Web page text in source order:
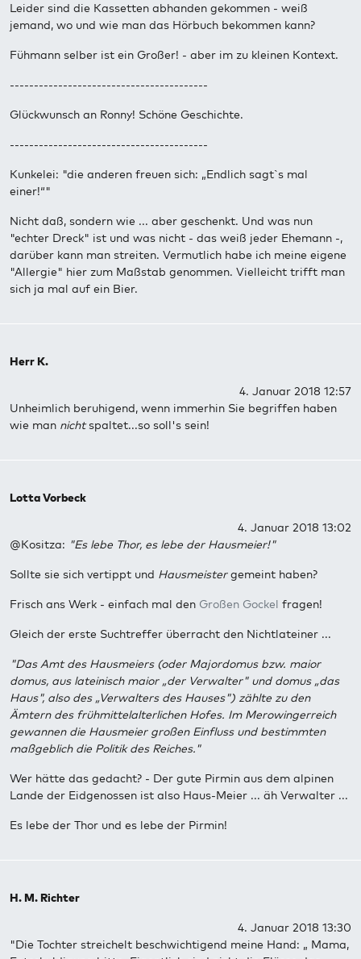
Leider sind die Kassetten abhanden gekommen - weiß
jemand, wo und wie man das Hörbuch bekommen kann?
Fühmann selber ist ein Großer! - aber im zu kleinen Kontext.
-----------------------------------------
Glückwunsch an Ronny! Schöne Geschichte.
-----------------------------------------
Kunkelei: "die anderen freuen sich: „Endlich sagt`s mal
einer!“"
Nicht daß, sondern wie ... aber geschenkt. Und was nun
"echter Dreck" ist und was nicht - das weiß jeder Ehemann -,
darüber kann man streiten. Vermutlich habe ich meine eigene
"Allergie" hier zum Maßstab genommen. Vielleicht trifft man
sich ja mal auf ein Bier.
Herr K.
4. Januar 2018 12:57
Unheimlich beruhigend, wenn immerhin Sie begriffen haben
wie man nichtspaltet...so soll's sein!
Lotta Vorbeck
4. Januar 2018 13:02
@Kositza: "Es lebe Thor, es lebe der Hausmeier!"
Sollte sie sich vertippt und Hausmeistergemeint haben?
Frisch ans Werk - einfach mal den Großen Gockel fragen!
Gleich der erste Suchtreffer überracht den Nichtlateiner ...
"Das Amt des Hausmeiers (oder Majordomus bzw. maior
domus, aus lateinisch maior „der Verwalter" und domus „das
Haus", also des „Verwalters des Hauses") zählte zu den
Ämtern des frühmittelalterlichen Hofes. Im Merowingerreich
gewannen die Hausmeier großen Einfluss und bestimmten
maßgeblich die Politik des Reiches."
Wer hätte das gedacht? - Der gute Pirmin aus dem alpinen
Lande der Eidgenossen ist also Haus-Meier ... äh Verwalter ...
Es lebe der Thor und es lebe der Pirmin!
H. M. Richter
4. Januar 2018 13:30
"Die Tochter streichelt beschwichtigend meine Hand: „ Mama,